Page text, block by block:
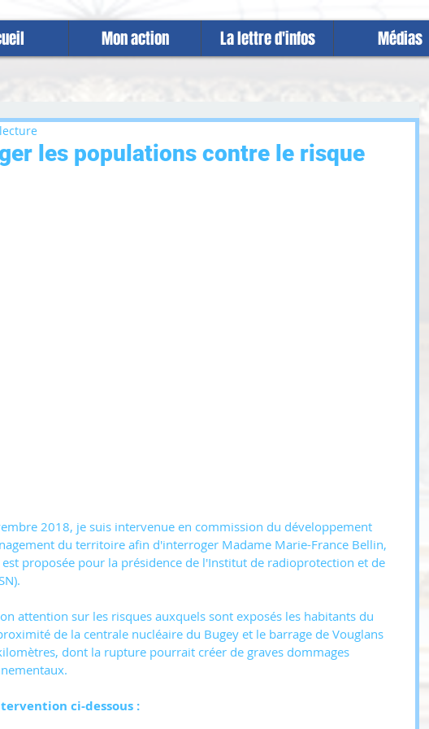
Mon action La lettre d'infos Médias
les populations contre le risque
2018, je suis intervenue en commission du développement
du territoire afin d'interroger Madame Marie-France Bellin,
proposée pour la présidence de l'Institut de radioprotection et de
attention sur les risques auxquels sont exposés les habitants du
de la centrale nucléaire du Bugey et le barrage de Vouglans
dont la rupture pourrait créer de graves dommages
ci-dessous :